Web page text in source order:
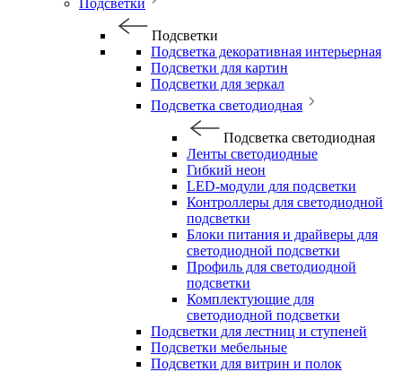
Подсветки
Подсветки
Подсветка декоративная интерьерная
Подсветки для картин
Подсветки для зеркал
Подсветка светодиодная
Подсветка светодиодная
Ленты светодиодные
Гибкий неон
LED-модули для подсветки
Контроллеры для светодиодной
подсветки
Блоки питания и драйверы для
светодиодной подсветки
Профиль для светодиодной
подсветки
Комплектующие для
светодиодной подсветки
Подсветки для лестниц и ступеней
Подсветки мебельные
Подсветки для витрин и полок